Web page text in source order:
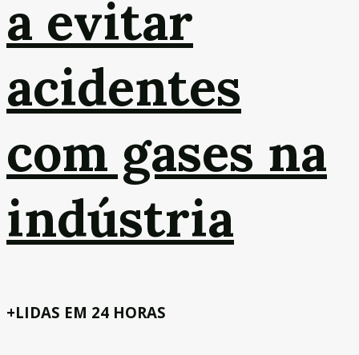
a evitar
acidentes
com gases na
indústria
+LIDAS EM 24 HORAS